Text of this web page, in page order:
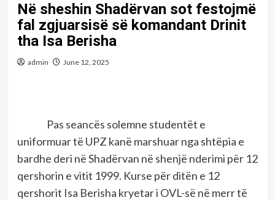
Në sheshin Shadërvan sot festojmë
fal zgjuarsisë së komandant Drinit
tha Isa Berisha
admin June 12, 2025
Pas seancës solemne studentët e
uniformuar të UPZ kanë marshuar nga shtëpia e
bardhe deri në Shadërvan në shenjë nderimi për 12
qershorin e vitit 1999. Kurse për ditën e 12
qershorit Isa Berisha kryetar i OVL-së në merr të